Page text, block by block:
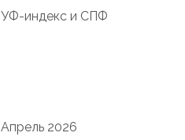
УФ-индекс и СПФ
Апрель 2026